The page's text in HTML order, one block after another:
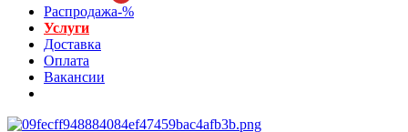
Распродажа-%
Услуги
Доставка
Оплата
Вакансии